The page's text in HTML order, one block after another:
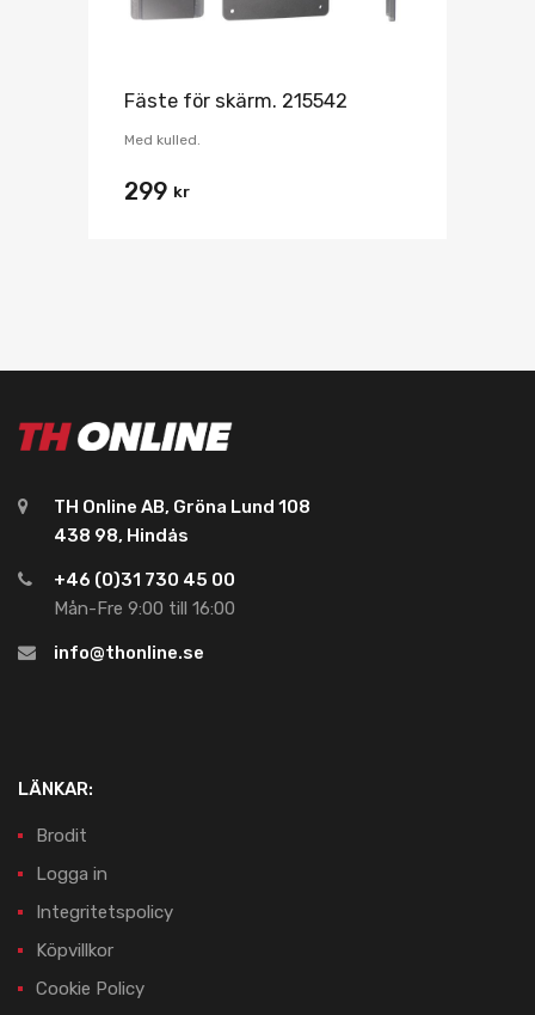
Fäste för skärm. 215542
Med kulled.
299 kr
TH Online AB, Gröna Lund 108
438 98, Hindås
+46 (0)31 730 45 00
Mån-Fre 9:00 till 16:00
info@thonline.se
LÄNKAR:
Brodit
Logga in
Integritetspolicy
Köpvillkor
Cookie Policy